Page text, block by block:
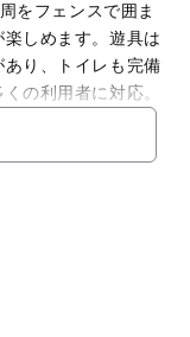
をフェンスで囲ま
しめます。遊具は
り、トイレも完備
の利用者に対応。